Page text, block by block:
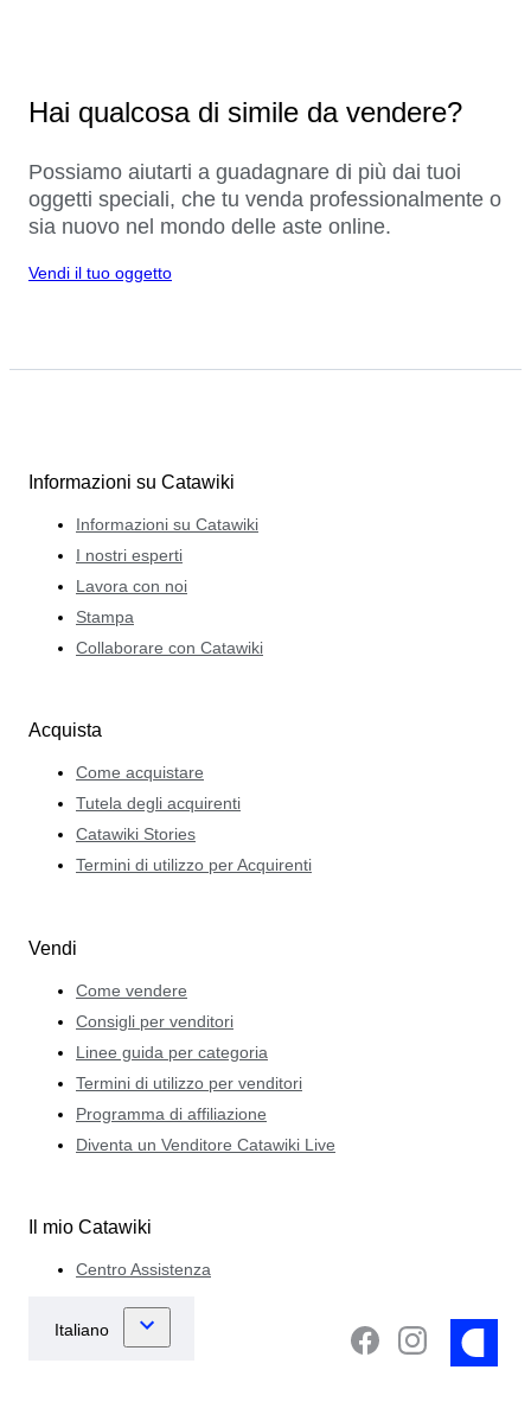
Hai qualcosa di simile da vendere?
Possiamo aiutarti a guadagnare di più dai tuoi
oggetti speciali, che tu venda professionalmente o
sia nuovo nel mondo delle aste online.
Vendi il tuo oggetto
Informazioni su Catawiki
Informazioni su Catawiki
I nostri esperti
Lavora con noi
Stampa
Collaborare con Catawiki
Acquista
Come acquistare
Tutela degli acquirenti
Catawiki Stories
Termini di utilizzo per Acquirenti
Vendi
Come vendere
Consigli per venditori
Linee guida per categoria
Termini di utilizzo per venditori
Programma di affiliazione
Diventa un Venditore Catawiki Live
Il mio Catawiki
Centro Assistenza